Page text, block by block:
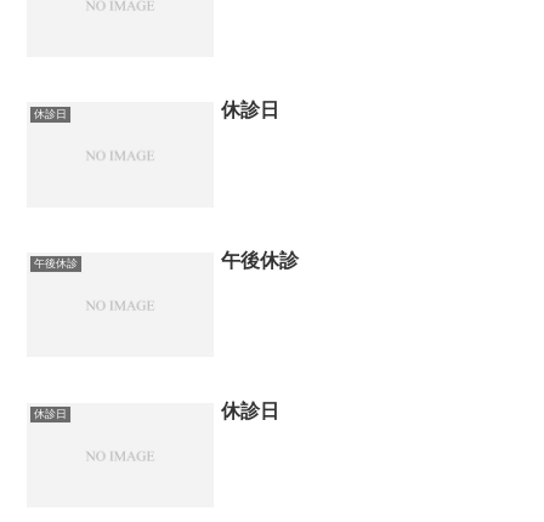
休診日 休診日
午後休診 午後休診
休診日 休診日